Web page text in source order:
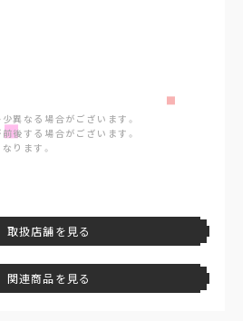
異なる場合がございます。
後する場合がございます。
ります。
取扱店舗を見る
関連商品を見る